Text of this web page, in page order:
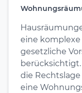
eine komplexe
gesetzliche
die
eine